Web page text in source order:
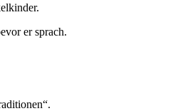
er sprach.